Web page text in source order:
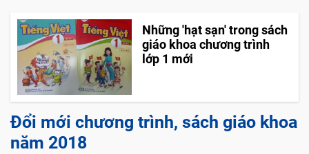
Những 'hạt sạn' trong sách
giáo khoa chương trình
lớp 1 mới
Đổi mới chương trình, sách giáo khoa
năm 2018